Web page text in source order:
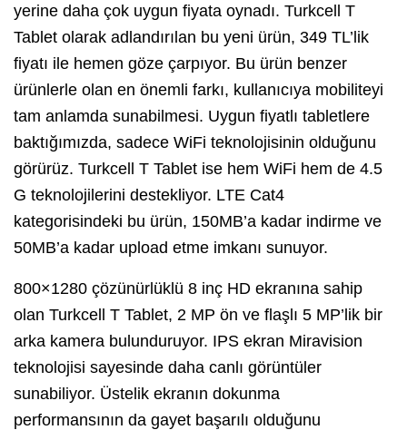
yerine daha çok uygun fiyata oynadı. Turkcell T
Tablet olarak adlandırılan bu yeni ürün, 349 TL’lik
fiyatı ile hemen göze çarpıyor. Bu ürün benzer
ürünlerle olan en önemli farkı, kullanıcıya mobiliteyi
tam anlamda sunabilmesi. Uygun fiyatlı tabletlere
baktığımızda, sadece WiFi teknolojisinin olduğunu
görürüz. Turkcell T Tablet ise hem WiFi hem de 4.5
G teknolojilerini destekliyor. LTE Cat4
kategorisindeki bu ürün, 150MB’a kadar indirme ve
50MB’a kadar upload etme imkanı sunuyor.
800×1280 çözünürlüklü 8 inç HD ekranına sahip
olan Turkcell T Tablet, 2 MP ön ve flaşlı 5 MP’lik bir
arka kamera bulunduruyor. IPS ekran Miravision
teknolojisi sayesinde daha canlı görüntüler
sunabiliyor. Üstelik ekranın dokunma
performansının da gayet başarılı olduğunu